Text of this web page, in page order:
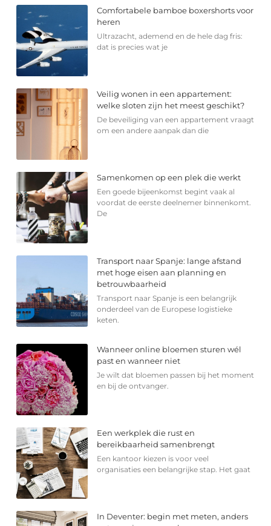
Comfortabele bamboe boxershorts voor
heren
Ultrazacht, ademend en de hele dag fris:
dat is precies wat je
Veilig wonen in een appartement:
welke sloten zijn het meest geschikt?
De beveiliging van een appartement vraagt
om een andere aanpak dan die
Samenkomen op een plek die werkt
Een goede bijeenkomst begint vaak al
voordat de eerste deelnemer binnenkomt.
De
Transport naar Spanje: lange afstand
met hoge eisen aan planning en
betrouwbaarheid
Transport naar Spanje is een belangrijk
onderdeel van de Europese logistieke
keten.
Wanneer online bloemen sturen wél
past en wanneer niet
Je wilt dat bloemen passen bij het moment
en bij de ontvanger.
Een werkplek die rust en
bereikbaarheid samenbrengt
Een kantoor kiezen is voor veel
organisaties een belangrijke stap. Het gaat
In Deventer: begin met meten, anders